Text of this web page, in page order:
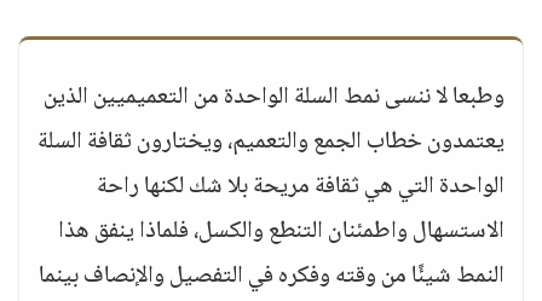
وطبعا لا ننسى نمط السلة الواحدة من التعميميين الذين
يعتمدون خطاب الجمع والتعميم، ويختارون ثقافة السلة
الواحدة التي هي ثقافة مريحة بلا شك لكنها راحة
الاستسهال واطمئنان التنطع والكسل، فلماذا ينفق هذا
النمط شيئًا من وقته وفكره في التفصيل والإنصاف بينما